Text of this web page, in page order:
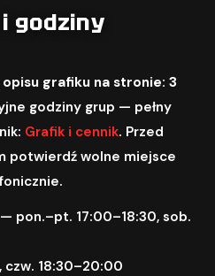
godziny
grafiku na stronie: 3
godziny grup — pełny
Grafik i cennik. Przed
potwierdź wolne miejsce
— pon.–pt. 17:00–18:30, sob.
18:30–20:00